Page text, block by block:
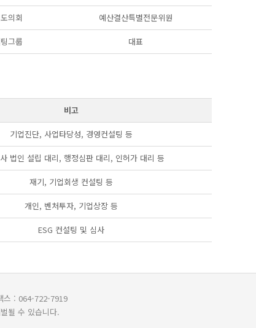
의회 예산결산특별전문위원
그룹 대표
비고
기업진단, 사업타당성, 경영컨설팅 등
법인 설립 대리, 행정심판 대리, 인허가 대리 등
재기, 기업회생 컨설팅 등
개인, 벤처투자, 기업상장 등
ESG 컨설팅 및 심사
스 : 064-722-7919
될 수 있습니다.